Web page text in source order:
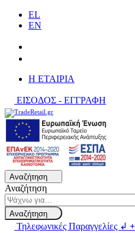
EL
EN
H ΕΤΑΙΡΙΑ
ΕΙΣΟΔΟΣ - ΕΓΓΡΑΦΗ
Αναζήτηση
Αναζήτηση
Αναζήτηση
Τηλεφωνικές Παραγγελίες ↲